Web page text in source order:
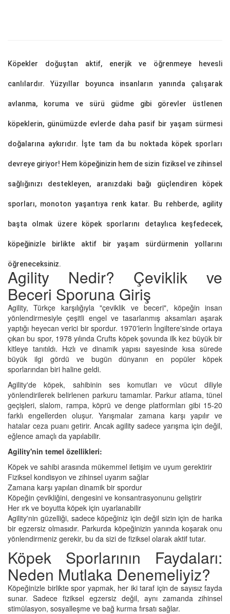
Köpekler doğuştan aktif, enerjik ve öğrenmeye hevesli
canlılardır. Yüzyıllar boyunca insanların yanında çalışarak
avlanma, koruma ve sürü güdme gibi görevler üstlenen
köpeklerin, günümüzde evlerde daha pasif bir yaşam sürmesi
doğalarına aykırıdır. İşte tam da bu noktada köpek sporları
devreye giriyor! Hem köpeğinizin hem de sizin fiziksel ve zihinsel
sağlığınızı destekleyen, aranızdaki bağı güçlendiren köpek
sporları, monoton yaşantıya renk katar. Bu rehberde, agility
başta olmak üzere köpek sporlarını detaylıca keşfedecek,
köpeğinizle birlikte aktif bir yaşam sürdürmenin yollarını
öğreneceksiniz.
Agility Nedir? Çeviklik ve
Beceri Sporuna Giriş
Agility, Türkçe karşılığıyla "çeviklik ve beceri", köpeğin insan
yönlendirmesiyle çeşitli engel ve tasarlanmış aksamları aşarak
yaptığı heyecan verici bir spordur. 1970'lerin İngiltere'sinde ortaya
çıkan bu spor, 1978 yılında Crufts köpek şovunda ilk kez büyük bir
kitleye tanıtıldı. Hızlı ve dinamik yapısı sayesinde kısa sürede
büyük ilgi gördü ve bugün dünyanın en popüler köpek
sporlarından biri haline geldi.
Agility'de köpek, sahibinin ses komutları ve vücut diliyle
yönlendirilerek belirlenen parkuru tamamlar. Parkur atlama, tünel
geçişleri, slalom, rampa, köprü ve denge platformları gibi 15-20
farklı engellerden oluşur. Yarışmalar zamana karşı yapılır ve
hatalar ceza puanı getirir. Ancak agility sadece yarışma için değil,
eğlence amaçlı da yapılabilir.
Agility'nin temel özellikleri:
Köpek ve sahibi arasında mükemmel iletişim ve uyum gerektirir
Fiziksel kondisyon ve zihinsel uyarım sağlar
Zamana karşı yapılan dinamik bir spordur
Köpeğin çevikliğini, dengesini ve konsantrasyonunu geliştirir
Her ırk ve boyutta köpek için uyarlanabilir
Agility'nin güzelliği, sadece köpeğiniz için değil sizin için de harika
bir egzersiz olmasıdır. Parkurda köpeğinizin yanında koşarak onu
yönlendirmeniz gerekir, bu da sizi de fiziksel olarak aktif tutar.
Köpek Sporlarının Faydaları:
Neden Mutlaka Denemeliyiz?
Köpeğinizle birlikte spor yapmak, her iki taraf için de sayısız fayda
sunar. Sadece fiziksel egzersiz değil, aynı zamanda zihinsel
stimülasyon, sosyalleşme ve bağ kurma fırsatı sağlar.